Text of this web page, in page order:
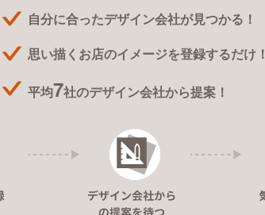
自分に合ったデザイン会社が見つかる！
思い描くお店のイメージを登録するだけ！
平均7社のデザイン会社から提案！